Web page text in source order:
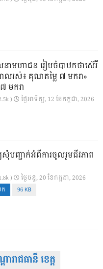
មហាជន រៀបចំបាឋកថាស៊េរី
លរស់៖ គុណតម្លៃ ៧ មករា»
មករា
) ថ្ងៃ​អាទិត្យ, 12 ខែ​កក្កដា, 2026
សុំបញ្ជាក់អំពីការចូលរួមជីវភាព
) ថ្ងៃ​ចន្ទ, 20 ខែ​កក្កដា, 2026
96 KB
ាជធានី ខេត្ត